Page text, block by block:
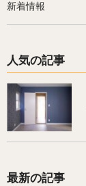
新着情報
人気の記事
最新の記事